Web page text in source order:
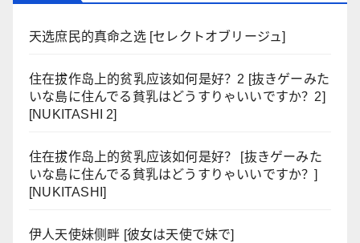
天选庶民的真命之选 [セレクトオブリージュ]
住在拔作岛上的贫乳应该如何是好？2 [抜きゲーみた
いな島に住んでる貧乳はどうすりゃいいですか？2]
[NUKITASHI 2]
住在拔作岛上的贫乳应该如何是好？ [抜きゲーみた
いな島に住んでる貧乳はどうすりゃいいですか？]
[NUKITASHI]
伊人天使妹侧畔 [彼女は天使で妹で]